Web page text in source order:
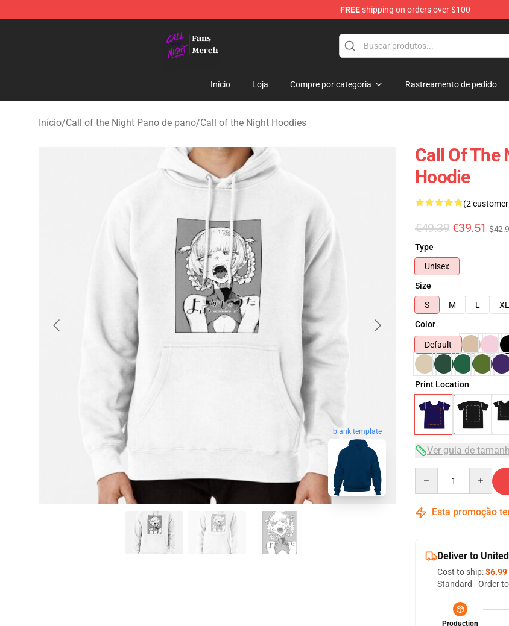
FREEshipping on orders over $100
Início Loja Compre por categoria Rastreamento de pedido
Início/Call of the Night Pano de pano/Call of the Night Hoodies
blank template
Call Of The
Hoodie
(2
€49.39 €39.51
Type
Unisex
Size
S
M L XL
Color
Default
Print Location
Ver guia de
Esta promoção
Deliver to
Cost to ship:$6.99
Standard - Order
Production